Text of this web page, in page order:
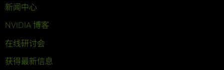
新闻中心
NVIDIA 博客
在线研讨会
获得最新信息